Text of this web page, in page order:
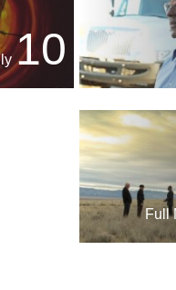
10
Fly